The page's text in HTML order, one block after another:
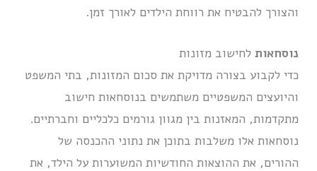
והצורך להבטיח את רווחת הילדים לאורך זמן.
נוסחאות לחישוב מזונות
כדי לקבוע בצורה מדויקת את סכום המזונות, בתי המשפט
והיועצים המשפטיים משתמשים בנוסחאות חישוב
מתקדמות, המאזנות בין מגוון גורמים כלכליים וחברתיים.
נוסחאות אלו משלבות בתוכן את נתוני ההכנסה של
ההורים, את ההוצאות החודשיות המשוערות על הילד, את